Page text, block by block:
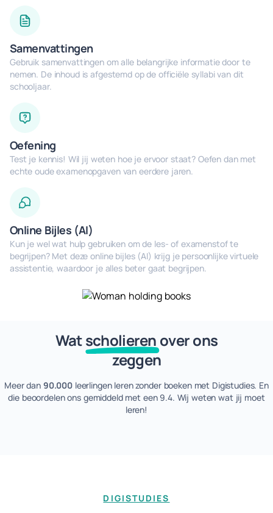
Samenvattingen
Gebruik samenvattingen om alle belangrijke informatie door te
nemen. De inhoud is afgestemd op de officiële syllabi van dit
schooljaar.
Oefening
Test je kennis! Wil jij weten hoe je ervoor staat? Oefen dan met
echte oude examenopgaven van eerdere jaren.
Online Bijles (AI)
Kun je wel wat hulp gebruiken om de les- of examenstof te
begrijpen? Met deze online bijles (AI) krijg je persoonlijke virtuele
assistentie, waardoor je alles beter gaat begrijpen.
Watscholieren over ons
zeggen
Meer dan 90.000 leerlingen leren zonder boeken met Digistudies. En
die beoordelen ons gemiddeld met een 9.4. Wij weten wat jij moet
leren!
DIGISTUDIES